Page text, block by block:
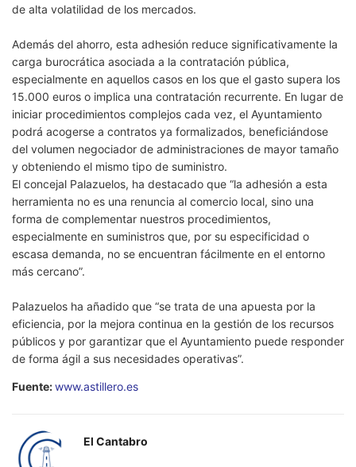
de alta volatilidad de los mercados.
Además del ahorro, esta adhesión reduce significativamente la
carga burocrática asociada a la contratación pública,
especialmente en aquellos casos en los que el gasto supera los
15.000 euros o implica una contratación recurrente. En lugar de
iniciar procedimientos complejos cada vez, el Ayuntamiento
podrá acogerse a contratos ya formalizados, beneficiándose
del volumen negociador de administraciones de mayor tamaño
y obteniendo el mismo tipo de suministro.
El concejal Palazuelos, ha destacado que “la adhesión a esta
herramienta no es una renuncia al comercio local, sino una
forma de complementar nuestros procedimientos,
especialmente en suministros que, por su especificidad o
escasa demanda, no se encuentran fácilmente en el entorno
más cercano”.
Palazuelos ha añadido que “se trata de una apuesta por la
eficiencia, por la mejora continua en la gestión de los recursos
públicos y por garantizar que el Ayuntamiento puede responder
de forma ágil a sus necesidades operativas”.
Fuente:www.astillero.es
El Cantabro